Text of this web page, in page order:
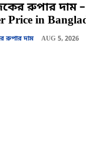
রুপার দাম
Price in
দাম AUG 5, 2026